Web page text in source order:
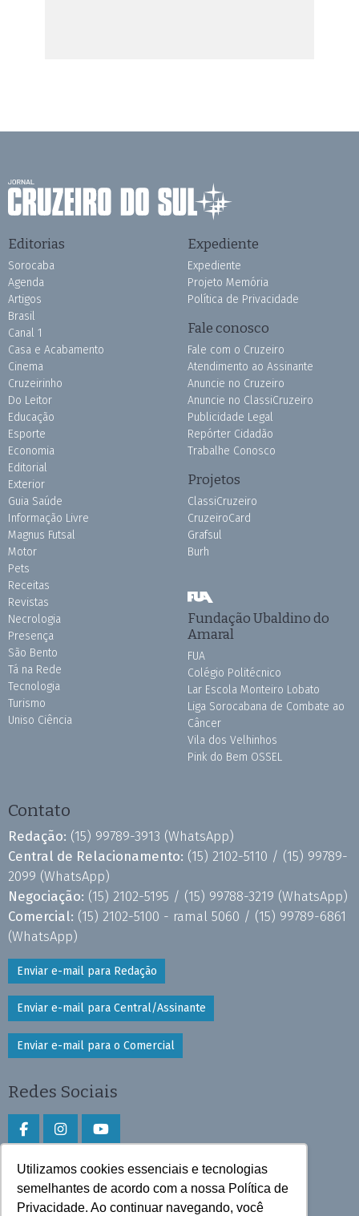
Utilizamos cookies essenciais e tecnologias
semelhantes de acordo com a nossa Política de
Privacidade. Ao continuar navegando, você
Editorias
Sorocaba
Agenda
Artigos
Brasil
Canal 1
Casa e Acabamento
Cinema
Cruzeirinho
Do Leitor
Educação
Esporte
Economia
Editorial
Exterior
Guia Saúde
Informação Livre
Magnus Futsal
Motor
Pets
Receitas
Revistas
Necrologia
Presença
São Bento
Tá na Rede
Tecnologia
Turismo
Uniso Ciência
Expediente
Expediente
Projeto Memória
Política de Privacidade
Fale conosco
Fale com o Cruzeiro
Atendimento ao Assinante
Anuncie no Cruzeiro
Anuncie no ClassiCruzeiro
Publicidade Legal
Repórter Cidadão
Trabalhe Conosco
Projetos
ClassiCruzeiro
CruzeiroCard
Grafsul
Burh
Fundação Ubaldino do
Amaral
FUA
Colégio Politécnico
Lar Escola Monteiro Lobato
Liga Sorocabana de Combate ao
Câncer
Vila dos Velhinhos
Pink do Bem OSSEL
Contato
Redação: (15) 99789-3913 (WhatsApp)
Central de Relacionamento: (15) 2102-5110 / (15) 99789-
2099 (WhatsApp)
Negociação: (15) 2102-5195 / (15) 99788-3219 (WhatsApp)
Comercial: (15) 2102-5100 - ramal 5060 / (15) 99789-6861
(WhatsApp)
Enviar e-mail para Redação
Enviar e-mail para Central/Assinante
Enviar e-mail para o Comercial
Redes Sociais
Faça download do aplicativo
Play Store e App Store